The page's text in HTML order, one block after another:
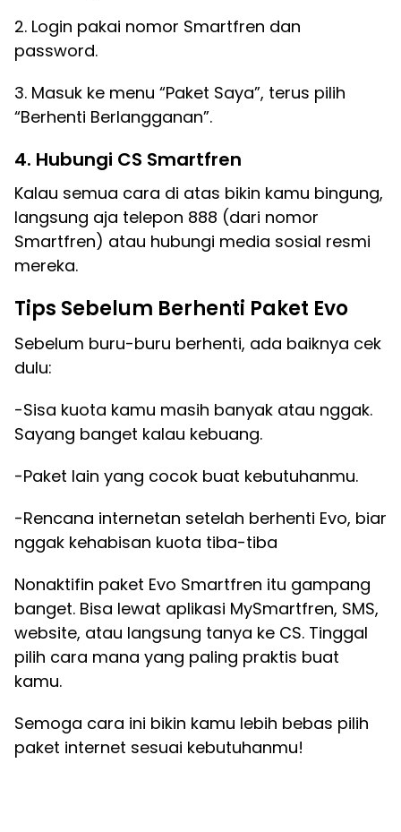
2. Login pakai nomor Smartfren dan
password.
3. Masuk ke menu “Paket Saya”, terus pilih
“Berhenti Berlangganan”.
4. Hubungi CS Smartfren
Kalau semua cara di atas bikin kamu bingung,
langsung aja telepon 888 (dari nomor
Smartfren) atau hubungi media sosial resmi
mereka.
Tips Sebelum Berhenti Paket Evo
Sebelum buru-buru berhenti, ada baiknya cek
dulu:
-Sisa kuota kamu masih banyak atau nggak.
Sayang banget kalau kebuang.
-Paket lain yang cocok buat kebutuhanmu.
-Rencana internetan setelah berhenti Evo, biar
nggak kehabisan kuota tiba-tiba
Nonaktifin paket Evo Smartfren itu gampang
banget. Bisa lewat aplikasi MySmartfren, SMS,
website, atau langsung tanya ke CS. Tinggal
pilih cara mana yang paling praktis buat
kamu.
Semoga cara ini bikin kamu lebih bebas pilih
paket internet sesuai kebutuhanmu!